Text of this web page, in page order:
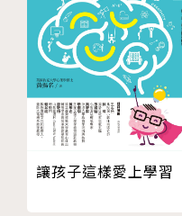
【同場加映】
☑每堂課皆附有涵蓋
敏感自我檢測清單」
☑同步推薦關於性別
&主題讀物
☑繪本讀物經審定確
你今天又沒經過孩子同
與其禁止孩子接觸
教導孩子警惕網路上的
如何淘汰充滿偏見的繪
如何讓孩子正確看待「
第一次性經驗：十二項
後記 我們正站在岔路上
讓孩子這樣愛上學習